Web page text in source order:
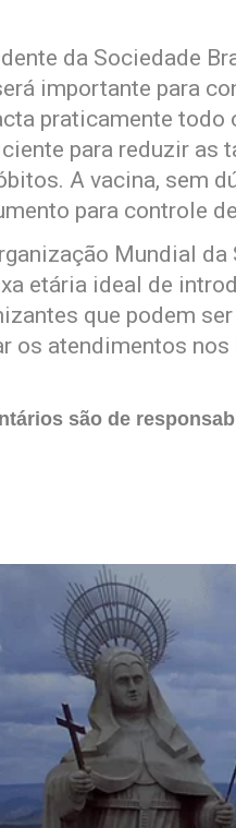
da Sociedade
importante para
praticamente
para reduzir as
A vacina, sem
para controle
Mundial
etária ideal de
que podem
os atendimentos
são de